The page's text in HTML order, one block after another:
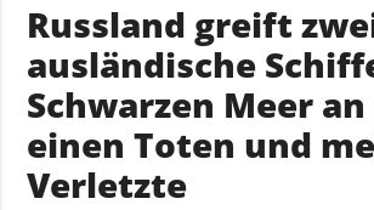
Russland greift
ausländische
Schwarzen Meer
einen Toten und
Verletzte